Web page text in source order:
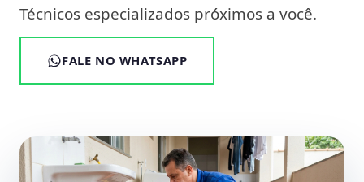
Técnicos especializados próximos a você.
FALE NO WHATSAPP